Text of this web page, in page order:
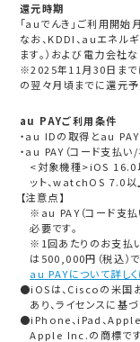
還元時期
「auでんき」ご利用開始
なお、KDDI、auエネルギ
ます。）および電力会社
※2025年11月30日まで
の翌々月頃までに還元予
au PAYご利用条件
・au IDの取得とau PAY
・au PAY（コード支払い
<対象機種>iOS 16.0
ット、watchOS 7.0
【注意点】
※au PAY（コード支
必要です。
※1回あたりのお支払
は500,000円（税込）で
au PAYについて詳しく
●iOSは、Ciscoの米国
あり、ライセンスに基
●iPhone、iPad、Apple
Apple Inc.の商標です